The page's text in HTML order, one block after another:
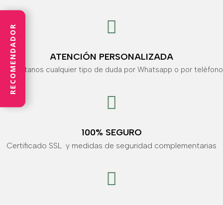

ATENCIÓN PERSONALIZADA
Consúltanos cualquier tipo de duda por Whatsapp o por teléfono

100% SEGURO
Certificado SSL y medidas de seguridad complementarias

RECOMENDADOR